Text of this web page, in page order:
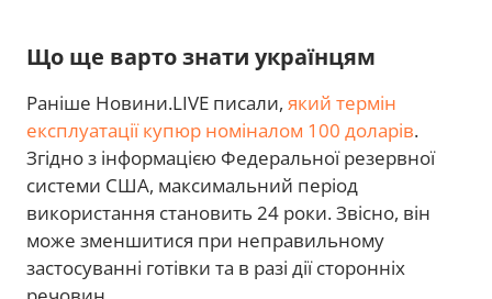
Що ще варто знати українцям
Раніше Новини.LIVE писали, який термін
експлуатації купюр номіналом 100 доларів.
Згідно з інформацією Федеральної резервної
системи США, максимальний період
використання становить 24 роки. Звісно, він
може зменшитися при неправильному
застосуванні готівки та в разі дії сторонніх